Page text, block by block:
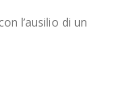
l’ausilio di un